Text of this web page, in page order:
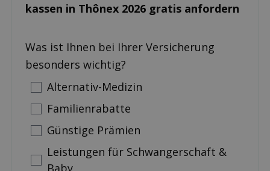
kassen in Thônex 2026 gratis anfordern
Was ist Ihnen bei Ihrer Versicherung
besonders wichtig?
Alternativ-Medizin
Familienrabatte
Günstige Prämien
Leistungen für Schwangerschaft &
Baby